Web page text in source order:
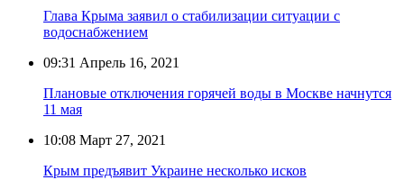
Глава Крыма заявил о стабилизации ситуации с
водоснабжением
09:31 Апрель 16, 2021
Плановые отключения горячей воды в Москве начнутся
11 мая
10:08 Март 27, 2021
Крым предъявит Украине несколько исков